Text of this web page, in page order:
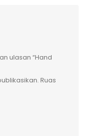
ulasan “Hand
Ruas